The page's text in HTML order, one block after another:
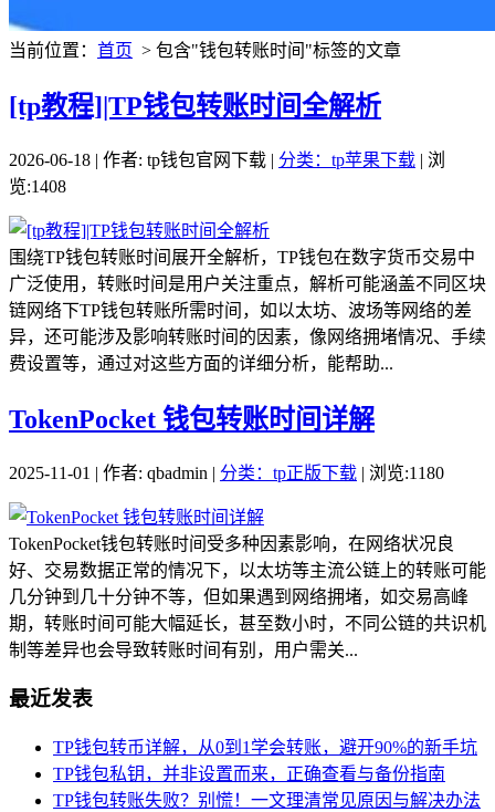
当前位置： 首页 > 包含"钱包转账时间"标签的文章
[tp教程]|TP钱包转账时间全解析
2026-06-18 | 作者: tp钱包官网下载 | 分类：tp苹果下载 | 浏
览:1408
围绕TP钱包转账时间展开全解析，TP钱包在数字货币交易中
广泛使用，转账时间是用户关注重点，解析可能涵盖不同区块
链网络下TP钱包转账所需时间，如以太坊、波场等网络的差
异，还可能涉及影响转账时间的因素，像网络拥堵情况、手续
费设置等，通过对这些方面的详细分析，能帮助...
TokenPocket 钱包转账时间详解
2025-11-01 | 作者: qbadmin | 分类：tp正版下载 | 浏览:1180
TokenPocket钱包转账时间受多种因素影响，在网络状况良
好、交易数据正常的情况下，以太坊等主流公链上的转账可能
几分钟到几十分钟不等，但如果遇到网络拥堵，如交易高峰
期，转账时间可能大幅延长，甚至数小时，不同公链的共识机
制等差异也会导致转账时间有别，用户需关...
最近发表
TP钱包转币详解，从0到1学会转账，避开90%的新手坑
TP钱包私钥，并非设置而来，正确查看与备份指南
TP钱包转账失败？别慌！一文理清常见原因与解决办法